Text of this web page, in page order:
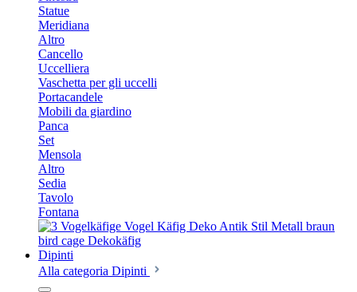
Statue
Meridiana
Altro
Cancello
Uccelliera
Vaschetta per gli uccelli
Portacandele
Mobili da giardino
Panca
Set
Mensola
Altro
Sedia
Tavolo
Fontana
Dipinti
Alla categoria Dipinti